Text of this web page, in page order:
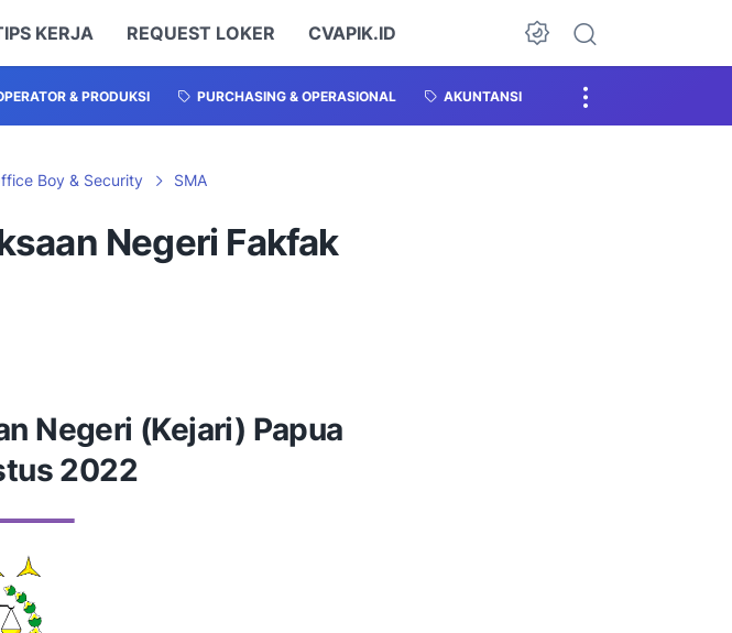
KERJA REQUEST LOKER CVAPIK.ID
& PRODUKSI PURCHASING & OPERASIONAL AKUNTANSI
Boy & Security SMA
Negeri Fakfak
Negeri (Kejari) Papua
2022